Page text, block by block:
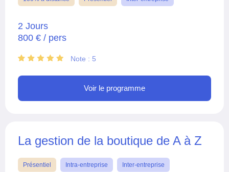
2 Jours
800 € / pers
Note : 5
Voir le programme
La gestion de la boutique de A à Z
Présentiel Intra-entreprise Inter-entreprise